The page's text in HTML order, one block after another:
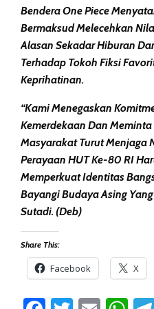
Bendera One Piece
Bermaksud Melecehkan
Alasan Sekadar Hiburan
Terhadap Tokoh Fiksi
Keprihatinan.
“Kami Menegaskan
Kemerdekaan Dan
Masyarakat Turut Menjaga
Perayaan HUT Ke-80 RI
Memperkuat Identitas
Bayangi Budaya Asing
Sutadi. (deb)
Share This:
Facebook X